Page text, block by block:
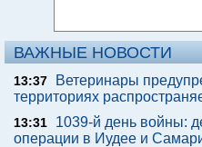
ВАЖНЫЕ НОВОСТИ
13:37
Ветеринары
территориях
13:31
1039-й день войны:
операции в Иудее и